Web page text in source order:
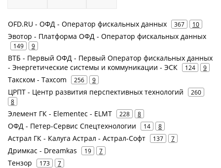
OFD.RU - ОФД - Оператор фискальных данных 367 10
Эвотор - Платформа ОФД - Оператор фискальных данных
149 9
ВТБ - Первый ОФД - Первый Оператор фискальных данных
- Энергетические системы и коммуникации - ЭСК
124 9
Такском - Taxcom 256 9
ЦРПТ - Центр развития перспективных технологий
260
8
Элемент ГК - Elementec - ELMT 228 8
ОФД - Петер-Сервис Спецтехнологии 14 8
Астрал ГК - Калуга Астрал - Астрал-Софт 137 7
Дримкас - Dreamkas 19 7
Тензор 173 7